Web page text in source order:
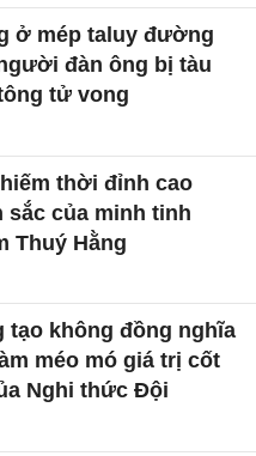
ở mép taluy đường
đàn ông bị tàu
tử vong
thời đỉnh cao
sắc của minh tinh
Thuý Hằng
tạo không đồng nghĩa
méo mó giá trị cốt
Nghi thức Đội